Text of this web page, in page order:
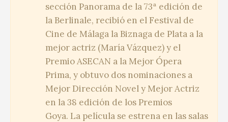
sección Panorama de la 73ª edición de
la Berlinale, recibió en el Festival de
Cine de Málaga la Biznaga de Plata a la
mejor actriz (María Vázquez) y el
Premio ASECAN a la Mejor Ópera
Prima, y obtuvo dos nominaciones a
Mejor Dirección Novel y Mejor Actriz
en la 38 edición de los Premios
Goya. La película se estrena en las salas